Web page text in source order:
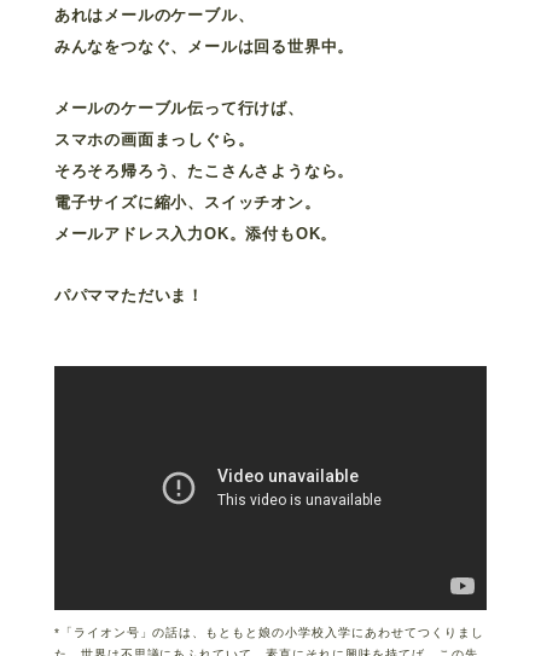
あれはメールのケーブル、
みんなをつなぐ、メールは回る世界中。
メールのケーブル伝って行けば、
スマホの画面まっしぐら。
そろそろ帰ろう、たこさんさようなら。
電子サイズに縮小、スイッチオン。
メールアドレス入力OK。添付もOK。
パパママただいま！
*「ライオン号」の話は、もともと娘の小学校入学にあわせてつくりまし